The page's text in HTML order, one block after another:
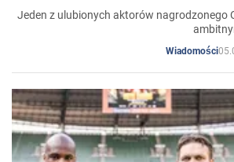
Jeden z ulubionych aktorów nagrodzonego
Wiadomości